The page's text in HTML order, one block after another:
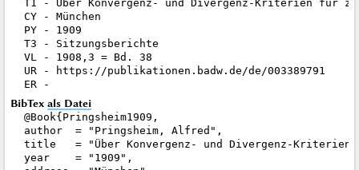
T1 - Über Konvergenz- und Divergenz-Kriterien für
CY - München
PY - 1909
T3 - Sitzungsberichte
VL - 1908,3 = Bd. 38
UR - https://publikationen.badw.de/de/003389791
BibTex als Datei
@Book{Pringsheim1909,
author  = "Pringsheim, Alfred",
title   = "Über Konvergenz- und Divergenz-Kriterien
year    = "1909",